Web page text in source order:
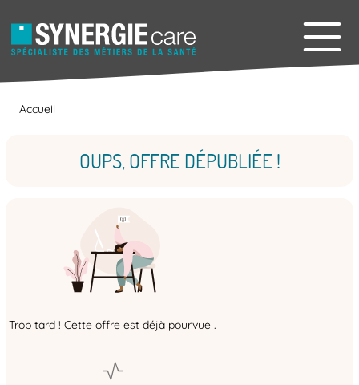
Accueil
OUPS, OFFRE DÉPUBLIÉE !
Trop tard ! Cette offre est déjà pourvue .